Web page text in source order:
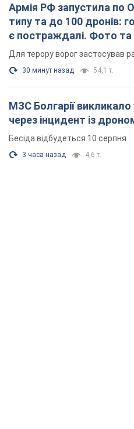
Армія РФ запустила по
типу та до 100 дронів:
є постраждалі. Фото та
Для терору ворог застосував
30 минут назад 54,1 т.
МЗС Болгарії викликало
через інцидент із
Бесіда відбудеться 10 серпня
3 часа назад 4,6 т.